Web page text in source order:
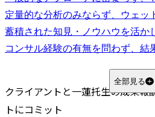
全部見る
クライアントと一蓮托生の成果報
トにコミット